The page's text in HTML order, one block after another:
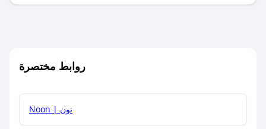
روابط مختصرة
Noon | نون